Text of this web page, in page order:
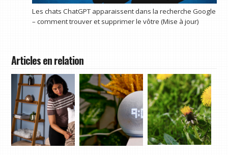
Les chats ChatGPT apparaissent dans la recherche Google
– comment trouver et supprimer le vôtre (Mise à jour)
Articles en relation